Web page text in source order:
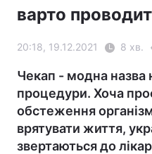
варто
20:18, 19.12.2021 8 хв.
Чекап - модна назва
процедури. Хоча
обстеження
врятувати життя,
звертаються до